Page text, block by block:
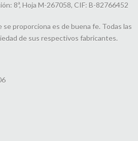
8ª, Hoja M-267058, CIF: B-82766452
proporciona es de buena fe. Todas las
de sus respectivos fabricantes.